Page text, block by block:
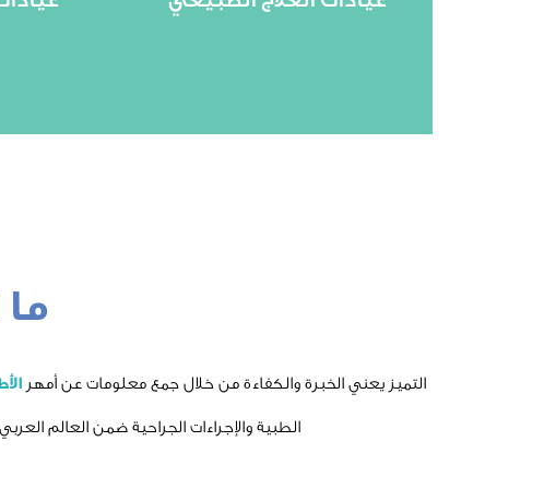
بإصابة أو مرض أو إعاقة، ويمكن أن الرعاية
التميز يعني الخبرة والكفاءة من خلال جمع معلومات عن أمهر
الطبية والإجراءات الجراحية ضمن العالم